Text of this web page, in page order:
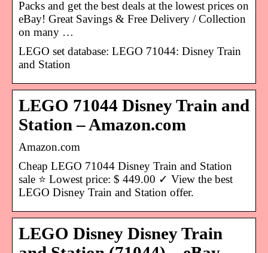
Packs and get the best deals at the lowest prices on
eBay! Great Savings & Free Delivery / Collection
on many …
LEGO set database: LEGO 71044: Disney Train
and Station
LEGO 71044 Disney Train and
Station – Amazon.com
Amazon.com
Cheap LEGO 71044 Disney Train and Station
sale ⭐ Lowest price: $ 449.00 ✓ View the best
LEGO Disney Train and Station offer.
LEGO Disney Disney Train